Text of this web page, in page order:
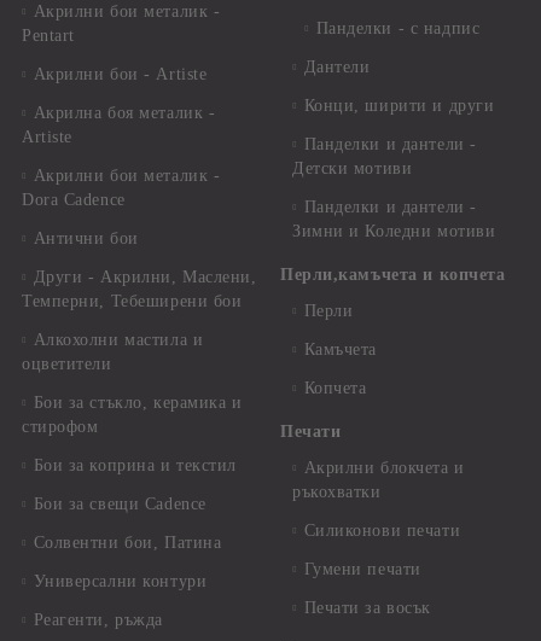
Акрилни бои металик -
Pentart
Акрилни бои - Artiste
Акрилна боя металик -
Artiste
Акрилни бои металик -
Dora Cadence
Антични бои
Други - Акрилни, Маслени,
Темперни, Тебеширени бои
Алкохолни мастила и
оцветители
Бои за стъкло, керамика и
стирофом
Бои за коприна и текстил
Бои за свещи Cadence
Солвентни бои, Патина
Универсални контури
Реагенти, ръжда
Панделки - с надпис
Дантели
Конци, ширити и други
Панделки и дантели -
Детски мотиви
Панделки и дантели -
Зимни и Коледни мотиви
Перли,камъчета и копчета
Перли
Камъчета
Копчета
Печати
Акрилни блокчета и
ръкохватки
Силиконови печати
Гумени печати
Печати за восък